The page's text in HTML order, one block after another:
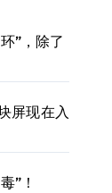
”，除了
屏现在入
”！